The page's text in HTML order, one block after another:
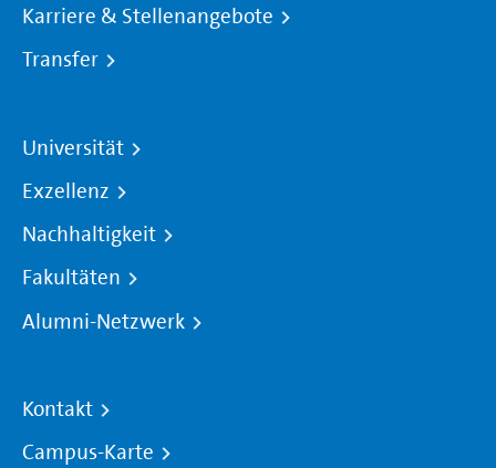
Karriere & Stellenangebote
Transfer
Universität
Exzellenz
Nachhaltigkeit
Fakultäten
Alumni-Netzwerk
Kontakt
Campus-Karte